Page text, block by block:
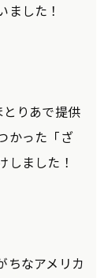
した！
りあで提供
かった「ざ
しました！
ちなアメリカ